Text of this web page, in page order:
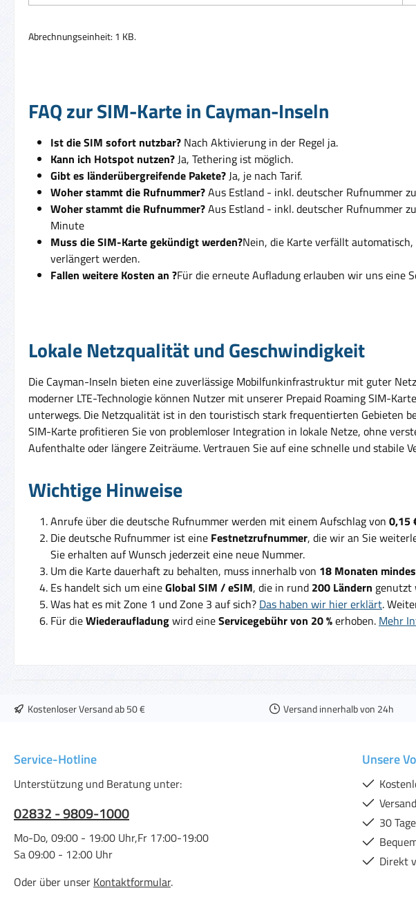
Abrechnungseinheit: 1 KB.
FAQ zur SIM-Karte in Cayman-Inseln
Ist die SIM sofort nutzbar? Nach Aktivierung in der Regel ja.
Kann ich Hotspot nutzen? Ja, Tethering ist möglich.
Gibt es länderübergreifende Pakete? Ja, je nach Tarif.
Woher stammt die Rufnummer?Aus Estland - inkl. deutscher Rufnummer
Woher stammt die Rufnummer?Aus Estland - inkl. deutscher Rufnummer
Minute
Muss die SIM-Karte gekündigt werden?Nein, die Karte verfällt
verlängert werden.
Fallen weitere Kosten an ?Für die erneute Aufladung erlauben wir uns eine
Lokale Netzqualität und Geschwindigkeit
Die Cayman-Inseln bieten eine zuverlässige Mobilfunkinfrastruktur mit guter
moderner LTE-Technologie können Nutzer mit unserer Prepaid Roaming SIM-
unterwegs. Die Netzqualität ist in den touristisch stark frequentierten Gebieten
SIM-Karte profitieren Sie von problemloser Integration in lokale Netze, ohne
Aufenthalte oder längere Zeiträume. Vertrauen Sie auf eine schnelle und stabile
Wichtige Hinweise
Anrufe über die deutsche Rufnummer werden mit einem Aufschlag von 0,15
Die deutsche Rufnummer ist eine Festnetzrufnummer, die wir an Sie
Sie erhalten auf Wunsch jederzeit eine neue Nummer.
Um die Karte dauerhaft zu behalten, muss innerhalb von 18 Monaten
Es handelt sich um eineGlobal SIM / eSIM, die in rund 200 Ländern genutzt
Was hat es mit Zone 1 und Zone 3 auf sich? Das haben wir hier erklärt.
Für dieWiederaufladungwird eineServicegebühr von 20 %erhoben. Mehr
Kostenloser Versand ab 50 € Versand innerhalb von 24h
Service-Hotline
Unterstützung und Beratung unter:
02832 - 9809-1000
Mo-Do, 09:00 - 19:00 Uhr,Fr 17:00-19:00
Sa 09:00 - 12:00 Uhr
Oder über unser Kontaktformular.
Unsere
30
Direkt